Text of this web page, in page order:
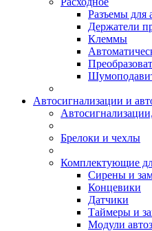
Разъемы для
Держатели
Клеммы
Автосигнализации и
Брелоки и чехлы
Комплектующие
Сирены и
Концевики
Датчики
Таймеры и
Модули